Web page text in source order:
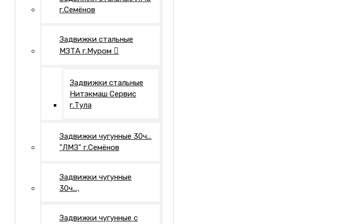
г.Семёнов
Задвижки стальные
МЗТА г.Муром
Задвижки стальные
Нитэкмаш Сервис
г.Тула
Задвижки чугунные 30ч...
"ЛМЗ" г.Семёнов
Задвижки чугунные
30ч...,
Задвижки чугунные с